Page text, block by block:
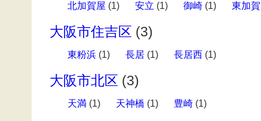
北加賀屋 (1) 安立 (1) 御崎 (1) 東加
大阪市住吉区 (3)
東粉浜 (1) 長居 (1) 長居西 (1)
大阪市北区 (3)
天満 (1) 天神橋 (1) 豊崎 (1)